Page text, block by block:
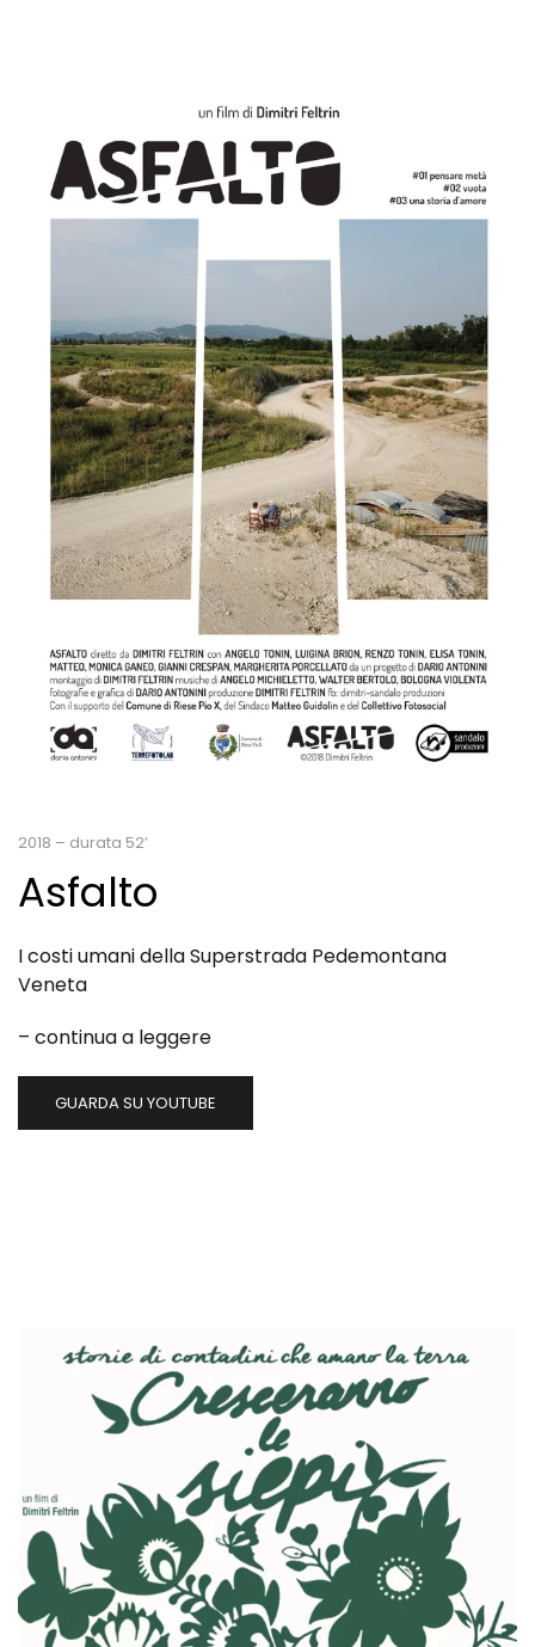
2018 – durata 52’
Asfalto
I costi umani della Superstrada Pedemontana
Veneta
– continua a leggere
GUARDA SU YOUTUBE